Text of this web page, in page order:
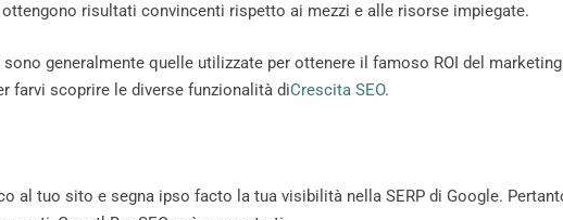
risultati convincenti rispetto ai mezzi e alle risorse impiegate.
generalmente quelle utilizzate per ottenere il famoso ROI del
farvi scoprire le diverse funzionalità diCrescita SEO.
al tuo sito e segna ipso facto la tua visibilità nella SERP di Google.